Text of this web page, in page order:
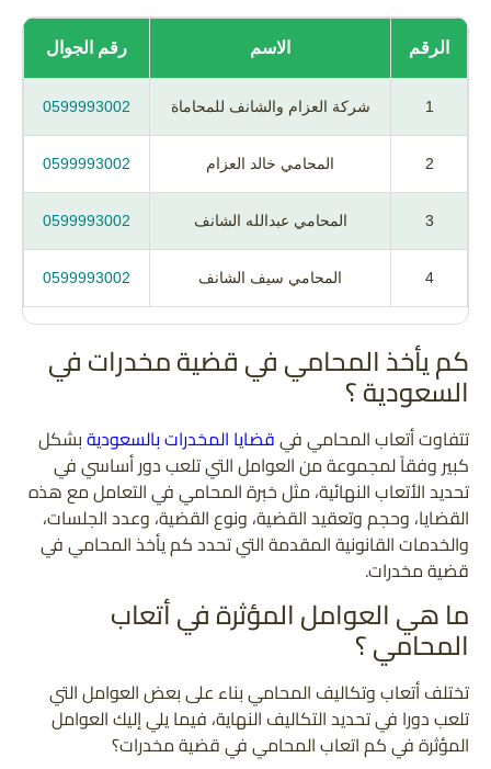
الرقم الاسم رقم الجوال
1 شركة العزام والشانف للمحاماة 0599993002
2 المحامي خالد العزام 0599993002
3 المحامي عبدالله الشانف 0599993002
4 المحامي سيف الشانف 0599993002
كم يأخذ المحامي في قضية مخدرات في
السعودية ؟
تتفاوت أتعاب المحامي فيقضايا المخدرات بالسعوديةبشكل
كبير وفقاً لمجموعة من العوامل التي تلعب دور أساسي في
تحديد الأتعاب النهائية، مثل خبرة المحامي في التعامل مع هذه
القضايا، وحجم وتعقيد القضية، ونوع القضية، وعدد الجلسات،
والخدمات القانونية المقدمة التي تحدد كم يأخذ المحامي في
قضية مخدرات.
ما هي العوامل المؤثرة في أتعاب
المحامي ؟
تختلف أتعاب وتكاليف المحامي بناء على بعض العوامل التي
تلعب دورا في تحديد التكاليف النهاية، فيما يلي إليك العوامل
المؤثرة في كم اتعاب المحامي في قضية مخدرات؟